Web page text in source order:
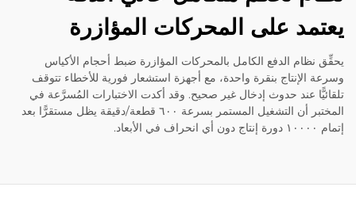
يعتمد على المحركات المؤازرة
يحقِّق نظام الدفع الكامل بالمحركات المؤازرة ضبط أحجام الأكياس
وسرعة الإنتاج بنقرة واحدة، مع أجهزة استشعار فورية للأخطاء تتوقف
تلقائيًّا عند حدوث إدخال غير صحيح. وقد أكدت الاختبارات المُسرَّعة في
المختبر أن التشغيل المستمر بسرعة ٦٠٠ قطعة/دقيقة يظل مستقرًّا بعد
إتمام ١٠٠٠٠ دورة إنتاج دون أي انحراف في الأبعاد.